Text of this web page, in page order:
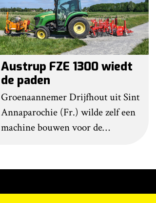
Austrup FZE 1300 wiedt
de paden
Groenaannemer Drijfhout uit Sint
Annaparochie (Fr.) wilde zelf een
machine bouwen voor de
Groene Sector Vakbeurs stuitte het